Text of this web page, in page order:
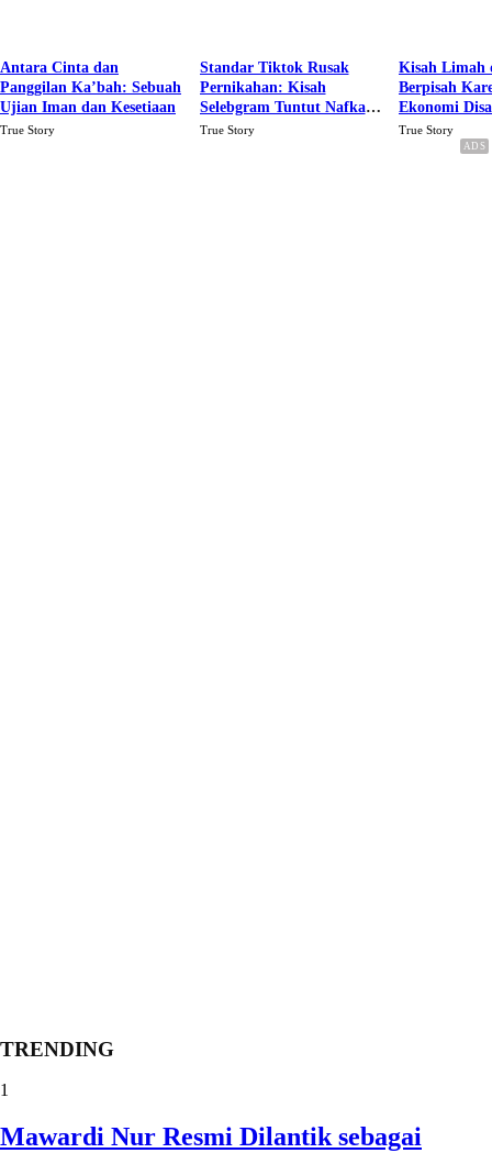
Antara Cinta dan
Panggilan Ka’bah: Sebuah
Ujian Iman dan Kesetiaan
True Story
Standar Tiktok Rusak
Pernikahan: Kisah
Selebgram Tuntut Nafkah
Rp.15 Juta Perbulan
True Story
Kisah Limah
Berpisah
Ekonomi
Karena Cinta
True Story
TRENDING
1
Mawardi Nur Resmi Dilantik sebagai